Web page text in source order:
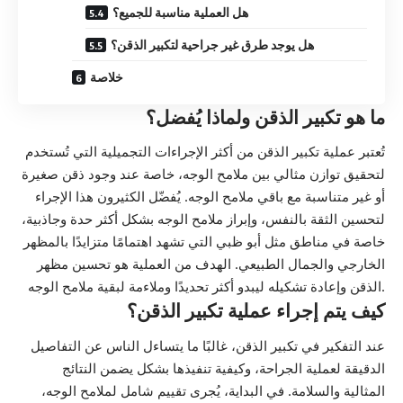
هل العملية مناسبة للجميع؟
هل يوجد طرق غير جراحية لتكبير الذقن؟
خلاصة
ما هو تكبير الذقن ولماذا يُفضل؟
تُعتبر عملية تكبير الذقن من أكثر الإجراءات التجميلية التي تُستخدم
لتحقيق توازن مثالي بين ملامح الوجه، خاصة عند وجود ذقن صغيرة
أو غير متناسبة مع باقي ملامح الوجه. يُفضّل الكثيرون هذا الإجراء
لتحسين الثقة بالنفس، وإبراز ملامح الوجه بشكل أكثر حدة وجاذبية،
خاصة في مناطق مثل أبو ظبي التي تشهد اهتمامًا متزايدًا بالمظهر
الخارجي والجمال الطبيعي. الهدف من العملية هو تحسين مظهر
الذقن وإعادة تشكيله ليبدو أكثر تحديدًا وملاءمة لبقية ملامح الوجه.
كيف يتم إجراء عملية تكبير الذقن؟
عند التفكير في تكبير الذقن، غالبًا ما يتساءل الناس عن التفاصيل
الدقيقة لعملية الجراحة، وكيفية تنفيذها بشكل يضمن النتائج
المثالية والسلامة. في البداية، يُجرى تقييم شامل لملامح الوجه،